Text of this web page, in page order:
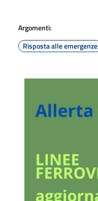
Argomenti:
Risposta alle emergenze